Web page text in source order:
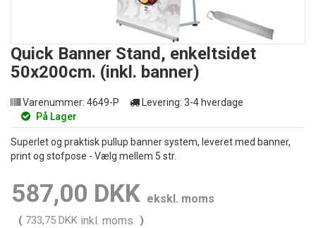
Quick Banner Stand, enkeltsidet
50x200cm. (inkl. banner)
Varenummer: 4649-P Levering: 3-4 hverdage
På Lager
Superlet og praktisk pullup banner system, leveret med banner,
print og stofpose - Vælg mellem 5 str.
587,00 DKK ekskl. moms
( 733,75 DKK inkl. moms )